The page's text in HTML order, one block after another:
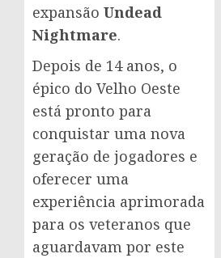
expansão Undead
Nightmare.
Depois de 14 anos, o
épico do Velho Oeste
está pronto para
conquistar uma nova
geração de jogadores e
oferecer uma
experiência aprimorada
para os veteranos que
aguardavam por este